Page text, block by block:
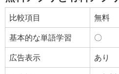
比較項目 無料
基本的な単語学習 〇
広告表示 あり